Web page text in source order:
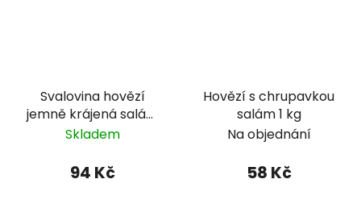
Svalovina hovězí
jemně krájená salám
700 g
Skladem
94 Kč
Hovězí s chrupavkou
salám 1 kg
Na objednání
58 Kč